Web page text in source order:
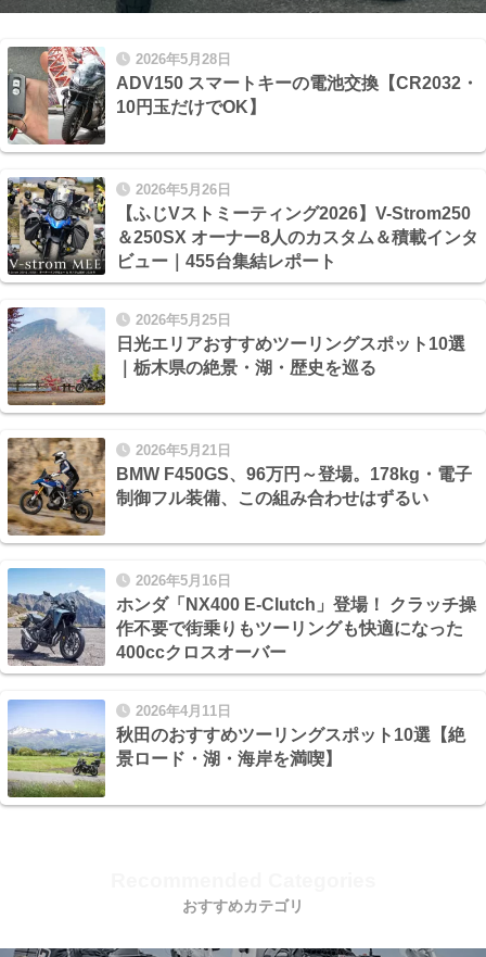
2026年5月28日
ADV150 スマートキーの電池交換【CR2032・
10円玉だけでOK】
2026年5月26日
【ふじVストミーティング2026】V-Strom250
＆250SX オーナー8人のカスタム＆積載インタ
ビュー｜455台集結レポート
2026年5月25日
日光エリアおすすめツーリングスポット10選
｜栃木県の絶景・湖・歴史を巡る
2026年5月21日
BMW F450GS、96万円～登場。178kg・電子
制御フル装備、この組み合わせはずるい
2026年5月16日
ホンダ「NX400 E-Clutch」登場！ クラッチ操
作不要で街乗りもツーリングも快適になった
400ccクロスオーバー
2026年4月11日
秋田のおすすめツーリングスポット10選【絶
景ロード・湖・海岸を満喫】
おすすめカテゴリ